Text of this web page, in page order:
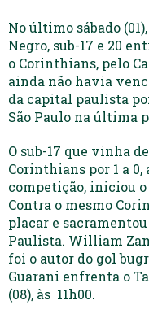
No último sábado
Negro, sub-17 e 20
o Corinthians, pelo
ainda não havia
da capital paulista
São Paulo na última
O sub-17 que vinha
Corinthians por 1 a
competição, iniciou
Contra o mesmo
placar e
Paulista. William
foi o autor do gol
Guarani enfrenta o
(08), às 11h00.